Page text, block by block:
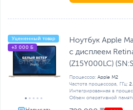
Уцененный товар
+3 000 Б
Ноутбук Apple
с дисплеем
(Z15Y000LC)
Процессор: Apple M2
Частота процессора, ГГц:
Интегрированная в
Объем оперативной